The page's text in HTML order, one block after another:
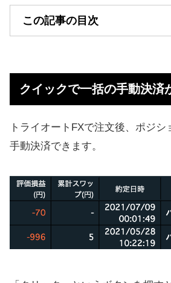
この記事の目次
クイックで一括の手動決済
トライオートFXで注文後、ポジシ
手動決済できます。